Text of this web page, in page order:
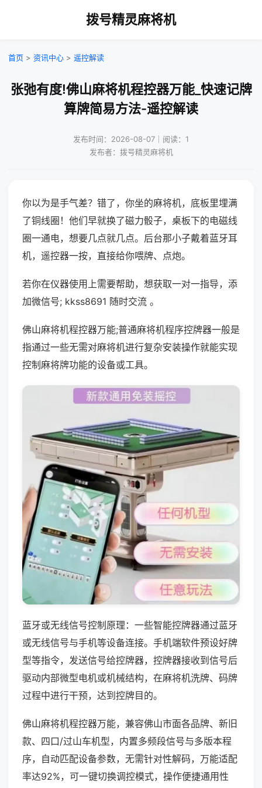
拨号精灵麻将机
首页 > 资讯中心 > 遥控解读
张弛有度!佛山麻将机程控器万能_快速记牌
算牌简易方法-遥控解读
发布时间：2026-08-07｜阅读：1
发布者：拨号精灵麻将机
你以为是手气差？错了，你坐的麻将机，底板里埋满
了铜线圈！他们早就换了磁力骰子，桌板下的电磁线
圈一通电，想要几点就几点。后台那小子戴着蓝牙耳
机，遥控器一按，直接给你喂牌、点炮。
若你在仪器使用上需要帮助，想获取一对一指导，添
加微信号; kkss8691 随时交流 。
佛山麻将机程控器万能;普通麻将机程序控牌器一般是
指通过一些无需对麻将机进行复杂安装操作就能实现
控制麻将牌功能的设备或工具。
蓝牙或无线信号控制原理：一些智能控牌器通过蓝牙
或无线信号与手机等设备连接。手机端软件预设好牌
型等指令，发送信号给控牌器，控牌器接收到信号后
驱动内部微型电机或机械结构，在麻将机洗牌、码牌
过程中进行干预，达到控牌目的。
佛山麻将机程控器万能，兼容佛山市面各品牌、新旧
款、四口/过山车机型，内置多频段信号与多版本程
序，自动匹配设备参数，无需针对性解码，万能适配
率达92%，可一键切换调控模式，操作便捷通用性